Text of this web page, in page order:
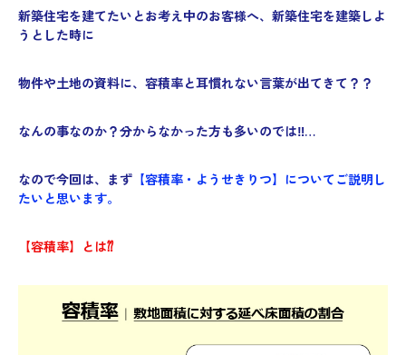
新築住宅を建てたいとお考え中のお客様へ、 新築住宅を建築しよ
うとした時に
物件や土地の資料に、容積率と耳慣れない言葉が出てきて？？
なんの事なのか？分からなかった方も多いのでは‼…
なので今回は、まず 【容積率・ようせきりつ】についてご説明し
たいと思います。
【容積率】とは⁇